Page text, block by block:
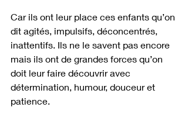
Car ils ont leur place ces enfants qu’on
dit agités, impulsifs, déconcentrés,
inattentifs. Ils ne le savent pas encore
mais ils ont de grandes forces qu’on
doit leur faire découvrir avec
détermination, humour, douceur et
patience.